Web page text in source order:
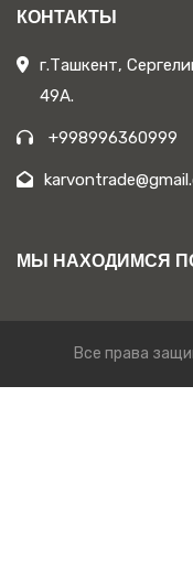
КОНТАКТЫ
г.Ташкент,
49А.
+998996360999
МЫ НАХОДИМСЯ
Все права